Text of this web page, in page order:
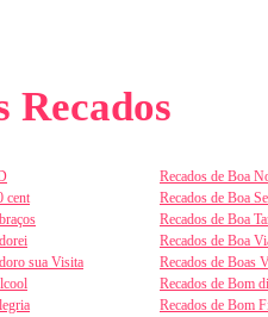
Recados
cent
sua Visita
Recados de Boa
Recados de Boa
Recados de Boa
Recados de Boa
Recados de Boas
Recados de Bom
Recados de Bom